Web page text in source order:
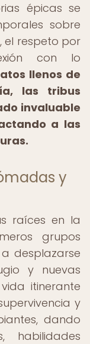
épicas se
sobre
el respeto por
con lo
llenos de
las tribus
invaluable
a las
y
raíces en la
grupos
desplazarse
y nuevas
itinerante
y
dando
habilidades